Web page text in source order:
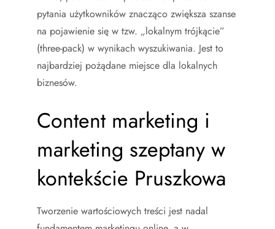
pytania użytkowników znacząco zwiększa szanse
na pojawienie się w tzw. „lokalnym trójkącie”
(three-pack) w wynikach wyszukiwania. Jest to
najbardziej pożądane miejsce dla lokalnych
biznesów.
Content marketing i
marketing szeptany w
kontekście Pruszkowa
Tworzenie wartościowych treści jest nadal